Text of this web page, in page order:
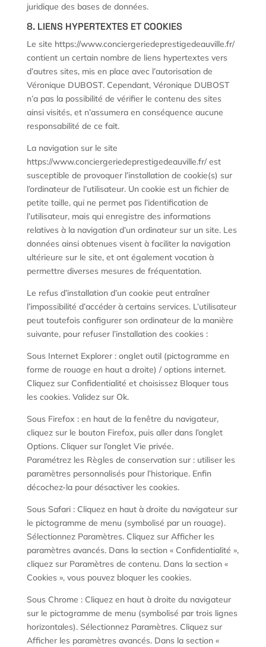
juridique des bases de données.
8. LIENS HYPERTEXTES ET COOKIES
Le site https://www.conciergeriedeprestigedeauville.fr/
contient un certain nombre de liens hypertextes vers
d’autres sites, mis en place avec l’autorisation de
Véronique DUBOST. Cependant, Véronique DUBOST
n’a pas la possibilité de vérifier le contenu des sites
ainsi visités, et n’assumera en conséquence aucune
responsabilité de ce fait.
La navigation sur le site
https://www.conciergeriedeprestigedeauville.fr/ est
susceptible de provoquer l’installation de cookie(s) sur
l’ordinateur de l’utilisateur. Un cookie est un fichier de
petite taille, qui ne permet pas l’identification de
l’utilisateur, mais qui enregistre des informations
relatives à la navigation d’un ordinateur sur un site. Les
données ainsi obtenues visent à faciliter la navigation
ultérieure sur le site, et ont également vocation à
permettre diverses mesures de fréquentation.
Le refus d’installation d’un cookie peut entraîner
l’impossibilité d’accéder à certains services. L’utilisateur
peut toutefois configurer son ordinateur de la manière
suivante, pour refuser l’installation des cookies :
Sous Internet Explorer : onglet outil (pictogramme en
forme de rouage en haut a droite) / options internet.
Cliquez sur Confidentialité et choisissez Bloquer tous
les cookies. Validez sur Ok.
Sous Firefox : en haut de la fenêtre du navigateur,
cliquez sur le bouton Firefox, puis aller dans l’onglet
Options. Cliquer sur l’onglet Vie privée.
Paramétrez les Règles de conservation sur : utiliser les
paramètres personnalisés pour l’historique. Enfin
décochez-la pour désactiver les cookies.
Sous Safari : Cliquez en haut à droite du navigateur sur
le pictogramme de menu (symbolisé par un rouage).
Sélectionnez Paramètres. Cliquez sur Afficher les
paramètres avancés. Dans la section « Confidentialité »,
cliquez sur Paramètres de contenu. Dans la section «
Cookies », vous pouvez bloquer les cookies.
Sous Chrome : Cliquez en haut à droite du navigateur
sur le pictogramme de menu (symbolisé par trois lignes
horizontales). Sélectionnez Paramètres. Cliquez sur
Afficher les paramètres avancés. Dans la section «